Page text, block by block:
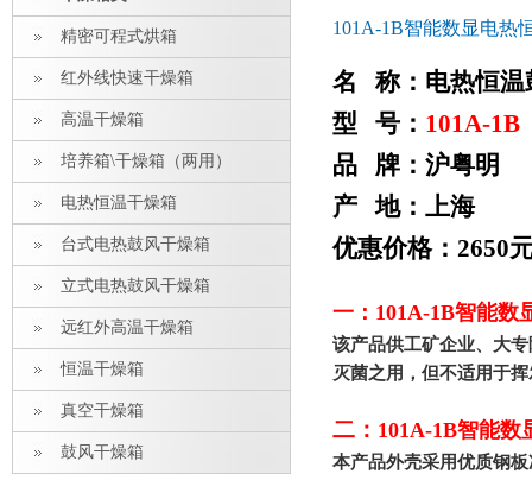
精密可程式烘箱
红外线快速干燥箱
高温干燥箱
培养箱\干燥箱（两用）
电热恒温干燥箱
台式电热鼓风干燥箱
立式电热鼓风干燥箱
远红外高温干燥箱
恒温干燥箱
真空干燥箱
鼓风干燥箱
101A-1B智能数显电热
名 称：电热恒温
型 号： 101A-1B
品 牌：沪粤明
产 地：上海
优惠价格：2650
一： 101A-1B智能数
该产品供工矿企业、大
灭菌之用，但不适用于
二： 101A-1B智能数
本产品外壳采用优质钢